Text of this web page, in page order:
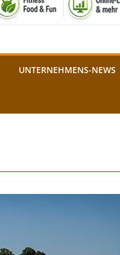
UNTERNEHMENS-NEWS